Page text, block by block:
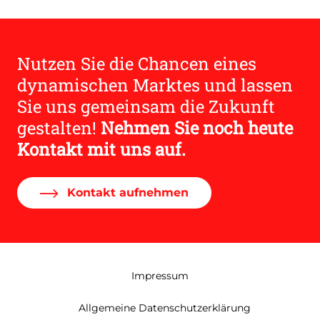
Nutzen Sie die Chancen eines
dynamischen Marktes und lassen
Sie uns gemeinsam die Zukunft
gestalten! Nehmen Sie noch heute
Kontakt mit uns auf.
Kontakt aufnehmen
Impressum
Allgemeine Datenschutzerklärung